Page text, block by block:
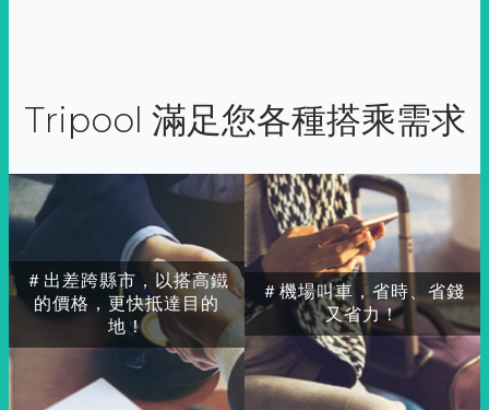
Tripool 滿足您各種搭乘需求
＃出差跨縣市，以搭高鐵
的價格，更快抵達目的
地！
＃機場叫車，省時、省錢
又省力！